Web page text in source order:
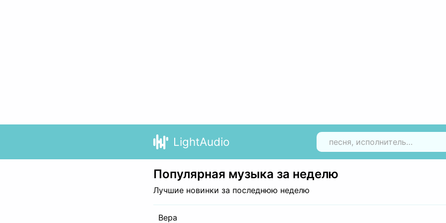
LightAudio
Популярная музыка за неделю
Лучшие новинки за последнюю неделю
Вера